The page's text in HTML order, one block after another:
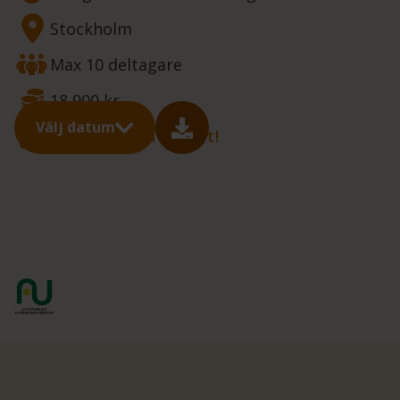
Stockholm
Max 10 deltagare
18 900 kr
Anpassa? Få offert!
Välj datum